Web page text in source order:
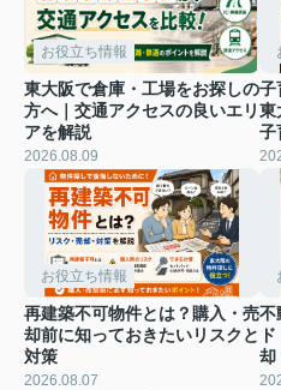
お役立ち情報
東大阪で倉庫・工場をお探しの
方へ｜交通アクセスの良いエリ
アを解説
2026.08.09
子
東
子
お役立ち情報
再建築不可物件とは？購入・売
却前に知っておきたいリスクと
対策
2026.08.07
不
却